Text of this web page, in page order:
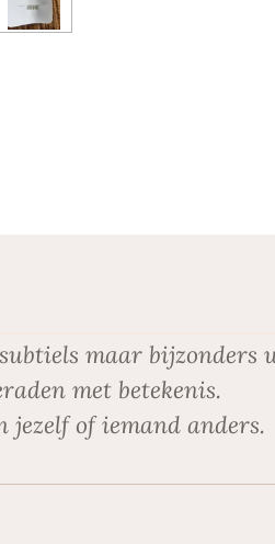
maar bijzonders
met betekenis.
jezelf of iemand anders.